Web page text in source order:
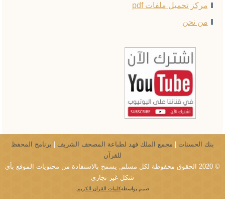
مركز تحميل ملفات pdf
من نحن
بنك الحسنات | مجمع الملك فهد لطباعة المصحف الشريف | برنامج المحفظ
للقرآن
© 2020 الحقوق محفوظة لكل مسلم, يسمح بالاستفادة من محتويات الموقع بأي
شكل غير تجاري
صمم بواسطةكلمات القرآن الكريم